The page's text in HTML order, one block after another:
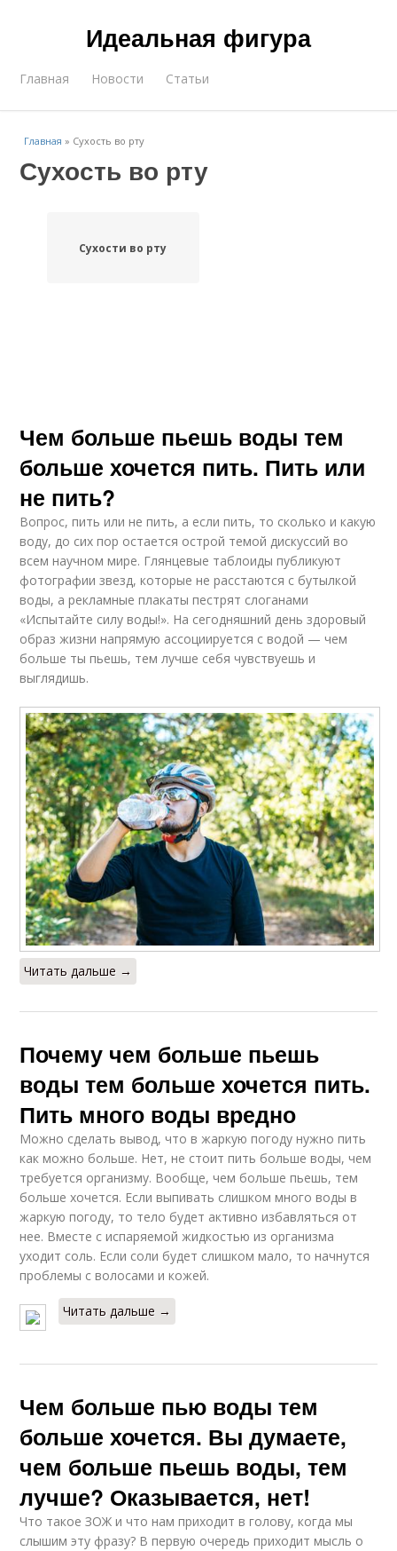
Идеальная фигура
Главная Новости Статьи
Главная » Сухость во рту
Сухость во рту
Сухости во рту
Чем больше пьешь воды тем
больше хочется пить. Пить или
не пить?
Вопрос, пить или не пить, а если пить, то сколько и какую
воду, до сих пор остается острой темой дискуссий во
всем научном мире. Глянцевые таблоиды публикуют
фотографии звезд, которые не расстаются с бутылкой
воды, а рекламные плакаты пестрят слоганами
«Испытайте силу воды!». На сегодняшний день здоровый
образ жизни напрямую ассоциируется с водой — чем
больше ты пьешь, тем лучше себя чувствуешь и
выглядишь.
Читать дальше →
Почему чем больше пьешь
воды тем больше хочется пить.
Пить много воды вредно
Можно сделать вывод, что в жаркую погоду нужно пить
как можно больше. Нет, не стоит пить больше воды, чем
требуется организму. Вообще, чем больше пьешь, тем
больше хочется. Если выпивать слишком много воды в
жаркую погоду, то тело будет активно избавляться от
нее. Вместе с испаряемой жидкостью из организма
уходит соль. Если соли будет слишком мало, то начнутся
проблемы с волосами и кожей.
Читать дальше →
Чем больше пью воды тем
больше хочется. Вы думаете,
чем больше пьешь воды, тем
лучше? Оказывается, нет!
Что такое ЗОЖ и что нам приходит в голову, когда мы
слышим эту фразу? В первую очередь приходит мысль о